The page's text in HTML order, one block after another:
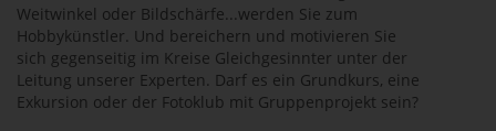
Weitwinkel oder Bildschärfe...werden Sie zum
Hobbykünstler. Und bereichern und motivieren Sie
sich gegenseitig im Kreise Gleichgesinnter unter der
Leitung unserer Experten. Darf es ein Grundkurs, eine
Exkursion oder der Fotoklub mit Gruppenprojekt sein?